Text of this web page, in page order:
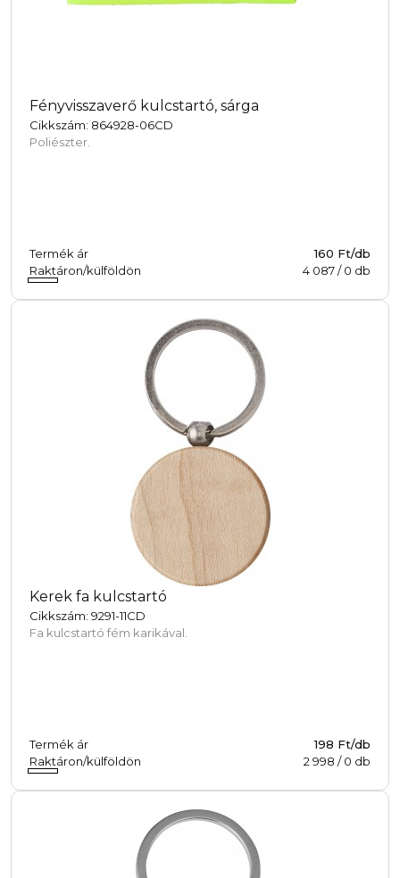
Fényvisszaverő kulcstartó, sárga
Cikkszám: 864928-06CD
Poliészter.
Termék ár
160 Ft/db
Raktáron/külföldön
4 087/0 db
Kerek fa kulcstartó
Cikkszám: 9291-11CD
Fa kulcstartó fém karikával.
Termék ár
198 Ft/db
Raktáron/külföldön
2 998 /0 db